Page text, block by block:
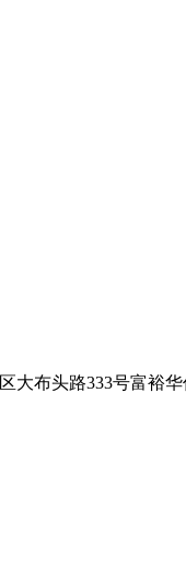
大布头路333号富裕华